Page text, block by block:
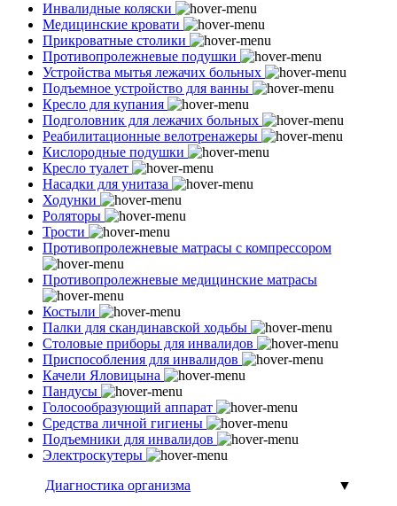
Инвалидные коляски
Медицинские кровати
Прикроватные столики
Противопролежневые подушки
Устройства мытья лежачих больных
Подъемное устройство для ванны
Кресло для купания
Подголовник для лежачих больных
Реабилитационные велотренажеры
Кислородные подушки
Кресло туалет
Насадки для унитаза
Ходунки
Роляторы
Трости
Противопролежневые матрасы с компрессором
Противопролежневые медицинские матрасы
Костыли
Палки для скандинавской ходьбы
Столовые приборы для инвалидов
Приспособления для инвалидов
Качели Яловицына
Пандусы
Голосообразующий аппарат
Средства личной гигиены
Подъемники для инвалидов
Электроскутеры
Диагностика организма
▼